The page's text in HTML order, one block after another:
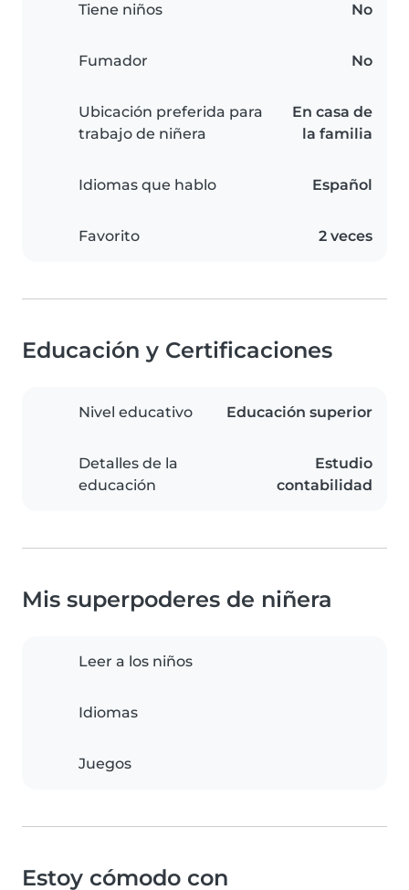
Tiene niños No
Fumador No
Ubicación preferida para
trabajo de niñera
En casa de
la familia
Idiomas que hablo Español
Favorito 2 veces
Educación y Certificaciones
Nivel educativo Educación superior
Detalles de la
educación
Estudio
contabilidad
Mis superpoderes de niñera
Leer a los niños
Idiomas
Juegos
Estoy cómodo con